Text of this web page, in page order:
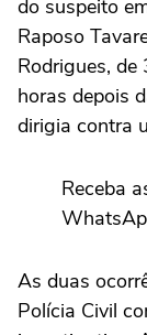
do suspeito
Raposo
Rodrigues,
horas depois
dirigia contra
Receba
As duas
Polícia Civil